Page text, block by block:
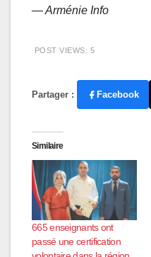
— Arménie Info
POST VIEWS: 5
Partager : Facebook
Similaire
665 enseignants ont
passé une certification